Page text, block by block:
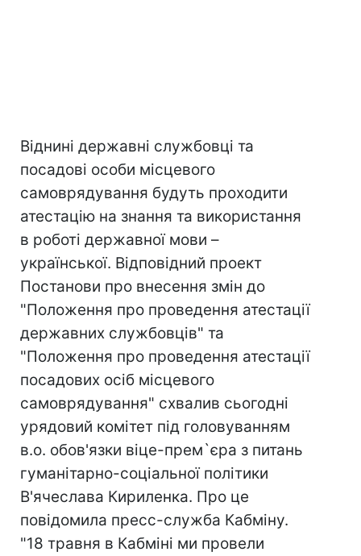
Віднині державні службовці та
посадові особи місцевого
самоврядування будуть проходити
атестацію на знання та використання
в роботі державної мови –
української. Відповідний проект
Постанови про внесення змін до
"Положення про проведення атестації
державних службовців" та
"Положення про проведення атестації
посадових осіб місцевого
самоврядування" схвалив сьогодні
урядовий комітет під головуванням
в.о. обов'язки віце-прем`єра з питань
гуманітарно-соціальної політики
В'ячеслава Кириленка. Про це
повідомила пресс-служба Кабміну.
"18 травня в Кабміні ми провели